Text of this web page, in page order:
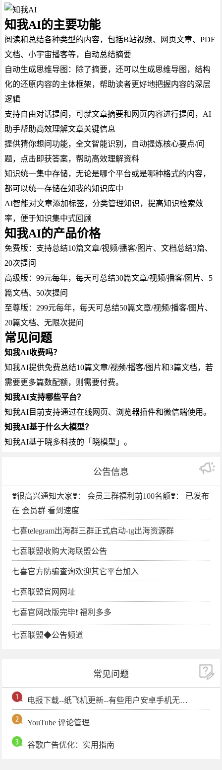
知我AI的主要功能
阅读和总结各种类型的内容，包括B站视频、网页文章、PDF
文档、小宇宙播客等，自动总结摘要
自动生成思维导图：除了摘要，还可以生成思维导图，结构
化的还原内容的主体框架，帮助读者更好地把握内容的深层
逻辑
支持自由对话提问，可就文章摘要和网页内容进行提问，AI
助手帮助高效理解文章关键信息
提供猜你想问功能，全文智能识别，自动提炼核心要点/问
题，点击即获答案，帮助高效理解资料
知识统一集中存储，无论是哪个平台或是哪种格式的内容，
都可以统一存储在知我的知识库中
AI智能对文章添加标签，分类管理知识，提高知识检索效
率，便于知识集中式回顾
知我AI的产品价格
免费版：支持总结10篇文章/视频/播客/图片、文档总结3篇、
20次提问
高级版：99元每年，每天可总结30篇文章/视频/播客/图片、5
篇文档、50次提问
至尊版：299元每年，每天可总结50篇文章/视频/播客/图片、
20篇文档、无限次提问
常见问题
知我AI收费吗？
知我AI提供免费总结10篇文章/视频/播客/图片和3篇文档，若
需要更多篇数配额，则需要付费。
知我AI支持哪些平台？
知我AI目前支持通过在线网页、浏览器插件和微信端使用。
知我AI基于什么大模型？
知我AI基于晓多科技的「晓模型」。
公告信息
❣️很高兴通知大家❣️： 会员三群福利前100名额❣️： 已发布
在 会员群 看到速度
七喜telegram出海群三群正式启动-tg出海资源群
七喜联盟收购大海联盟公告
七喜官方防骗查询欢迎其它平台加入
七喜联盟官网网址
七喜官网改版完毕❗️ 福利多多
七喜联盟◆公告频道
常见问题
电报下载--纸飞机更新--有些用户安卓手机无法更新电报软件
YouTube 评论管理
谷歌广告优化：实用指南